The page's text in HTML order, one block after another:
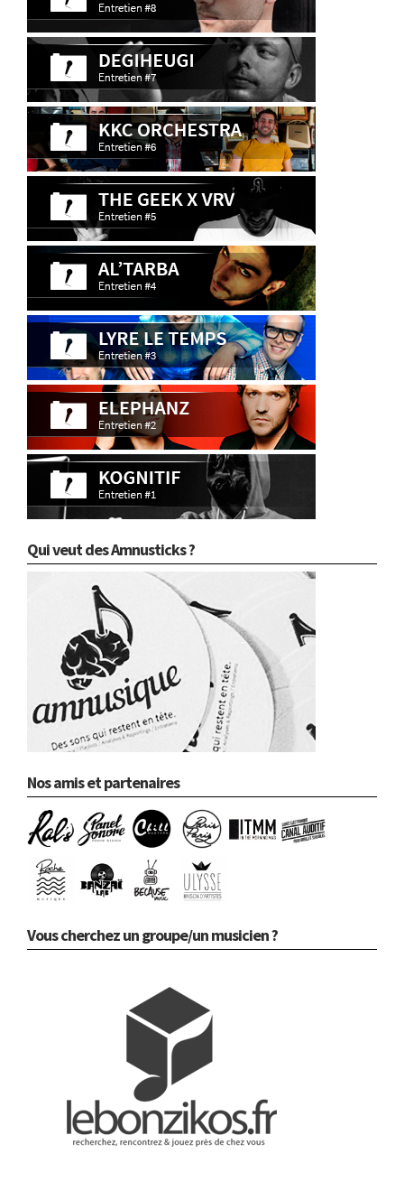
Qui veut des Amnusticks ?
Nos amis et partenaires
Vous cherchez un groupe/un musicien ?